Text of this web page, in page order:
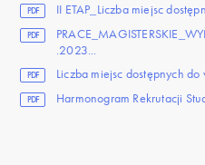
PDF II ETAP_Liczba miejsc
PDF
.2023...
PDF Liczba miejsc dostępnych
PDF Harmonogram Rekrutacji